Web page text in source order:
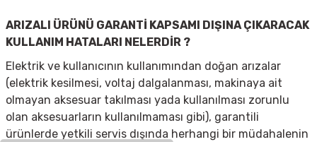
ARIZALI ÜRÜNÜ GARANTİ KAPSAMI DIŞINA ÇIKARACAK
KULLANIM HATALARI NELERDİR ?
Elektrik ve kullanıcının kullanımından doğan arızalar
(elektrik kesilmesi, voltaj dalgalanması, makinaya ait
olmayan aksesuar takılması yada kullanılması zorunlu
olan aksesuarların kullanılmaması gibi), garantili
ürünlerde yetkili servis dışında herhangi bir müdahalenin